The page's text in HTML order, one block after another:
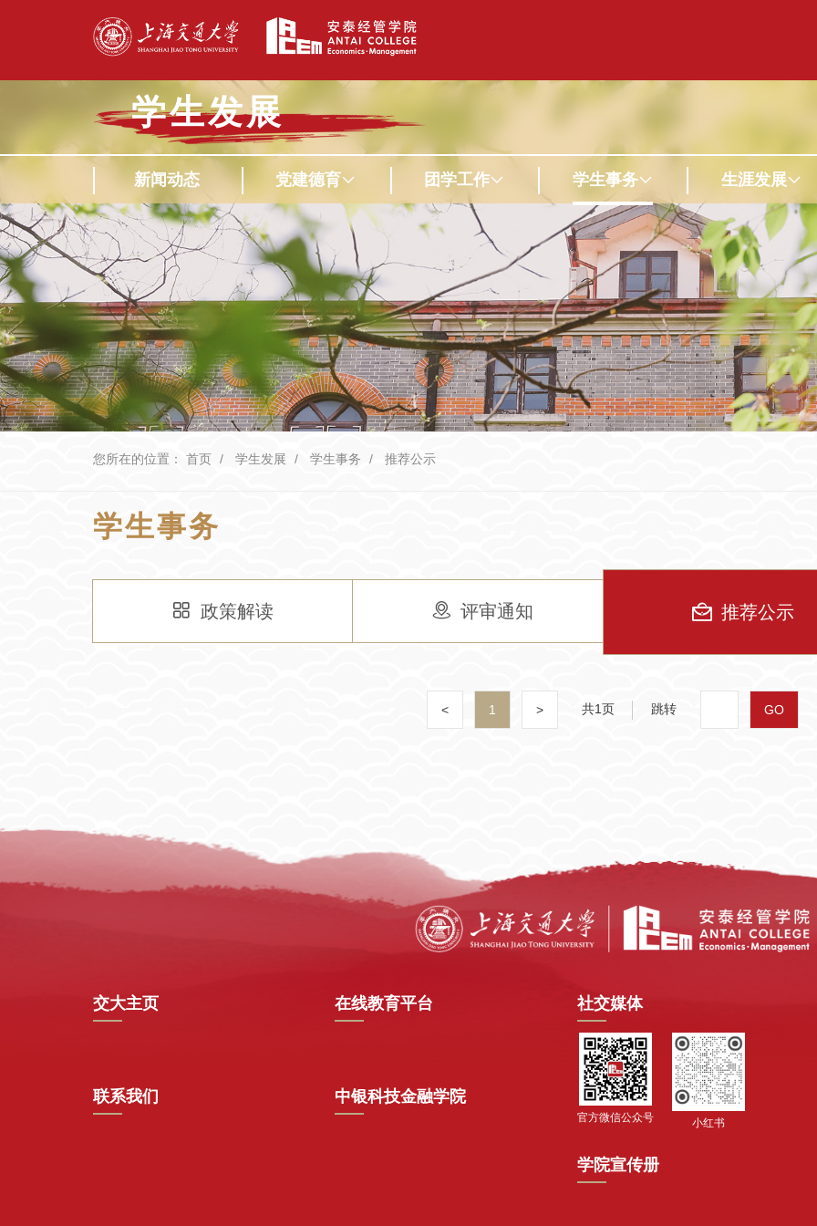
学生发展
新闻动态 党建德育 团学工作 学生事务 生涯发展
您所在的位置： 首页 学生发展 学生事务 推荐公示
学生事务
政策解读 评审通知 推荐公示
< 1 > 共1页 跳转 GO
交大主页
联系我们
在线教育平台
中银科技金融学院
社交媒体
官方微信公众号 小红书
学院宣传册